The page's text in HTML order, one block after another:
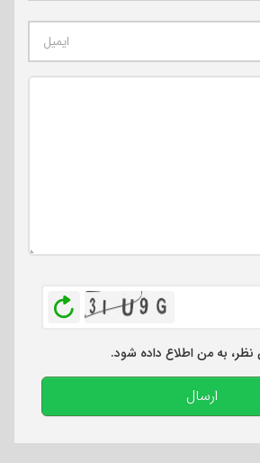
نظر، به من اطلاع داده شود.
ارسال